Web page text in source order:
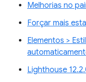
Melhorias no
Forçar mais
Elementos >
Lighthouse